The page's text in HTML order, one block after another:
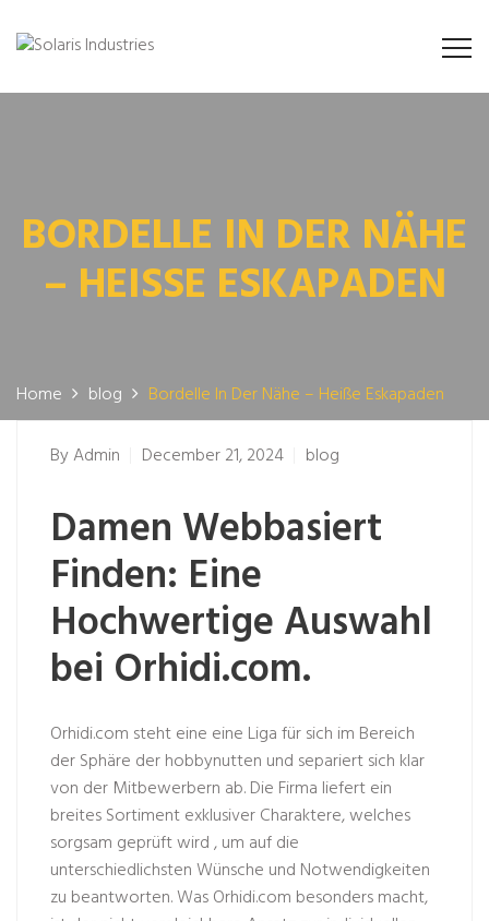
BORDELLE IN DER NÄHE
– HEISSE ESKAPADEN
Home blog Bordelle In Der Nähe – Heiße Eskapaden
ByAdmin December 21, 2024 blog
Damen Webbasiert
Finden: Eine
Hochwertige Auswahl
bei Orhidi.com.
Orhidi.com steht eine eine Liga für sich im Bereich
der Sphäre der hobbynutten und separiert sich klar
von der Mitbewerbern ab. Die Firma liefert ein
breites Sortiment exklusiver Charaktere, welches
sorgsam geprüft wird , um auf die
unterschiedlichsten Wünsche und Notwendigkeiten
zu beantworten. Was Orhidi.com besonders macht,